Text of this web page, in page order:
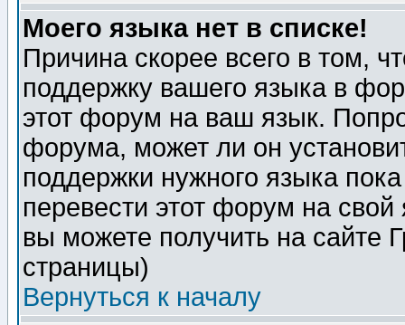
Моего языка нет в списке!
Причина скорее всего в том,
поддержку вашего языка в
этот форум на ваш язык.
форума, может ли он
поддержки нужного языка
перевести этот форум на
вы можете получить на сайте
страницы)
Вернуться к началу